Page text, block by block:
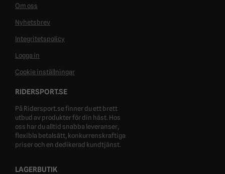
Om oss
Nyhetsbrev
Integritetspolicy
Logga in
Cookie inställningar
RIDERSPORT.SE
På Ridersport.se finner du ett brett
utbud av produkter för din häst. Hos
oss har du alltid snabba leveranser,
flexibla betalsätt, konkurrenskraftiga
priser och en dedikerad kundtjänst.
LAGERBUTIK